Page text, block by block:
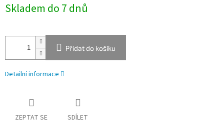
cena:
Skladem do 7 dnů
Přidat do košíku
Detailní informace
ZEPTAT SE SDÍLET